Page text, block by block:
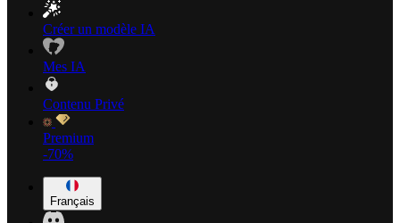
Créer un modèle IA
Mes IA
Contenu Privé
Premium
-70%
Français